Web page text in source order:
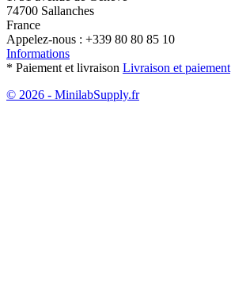
74700 Sallanches
France
Appelez-nous : +339 80 80 85 10
Informations
* Paiement et livraison Livraison et paiement
© 2026 - MinilabSupply.fr